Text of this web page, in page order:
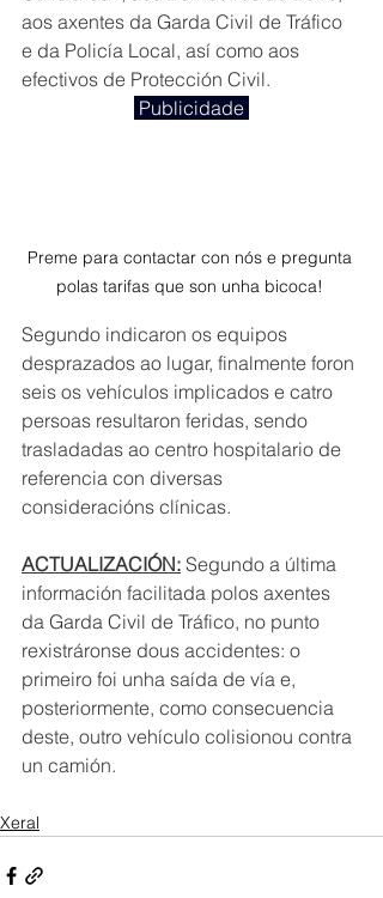
aos axentes da Garda Civil de Tráfico
e da Policía Local, así como aos
efectivos de Protección Civil.
Publicidade
Preme para contactar con nós e pregunta
polas tarifas que son unha bicoca!
Segundo indicaron os equipos
desprazados ao lugar, finalmente foron
seis os vehículos implicados e catro
persoas resultaron feridas, sendo
trasladadas ao centro hospitalario de
referencia con diversas
consideracións clínicas.
ACTUALIZACIÓN: Segundo a última
información facilitada polos axentes
da Garda Civil de Tráfico, no punto
rexistráronse dous accidentes: o
primeiro foi unha saída de vía e,
posteriormente, como consecuencia
deste, outro vehículo colisionou contra
un camión.
Xeral